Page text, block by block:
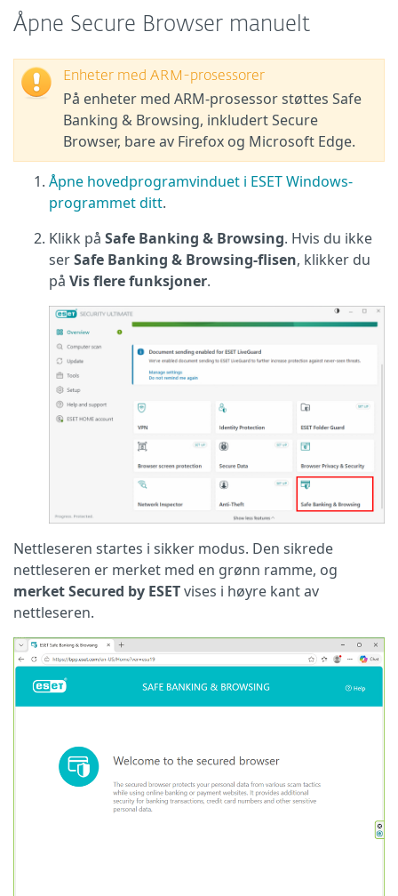
Åpne Secure Browser manuelt
Enheter med ARM-prosessorer
På enheter med ARM-prosessor støttes Safe
Banking & Browsing, inkludert Secure
Browser, bare av Firefox og Microsoft Edge.
Åpne hovedprogramvinduet i ESET Windows-
programmet ditt.
Klikk på Safe Banking & Browsing. Hvis du ikke
serSafe Banking & Browsing-flisen, klikker du
på Vis flere funksjoner.
Nettleseren startes i sikker modus. Den sikrede
nettleseren er merket med en grønn ramme, og
merket Secured by ESETvises i høyre kant av
nettleseren.